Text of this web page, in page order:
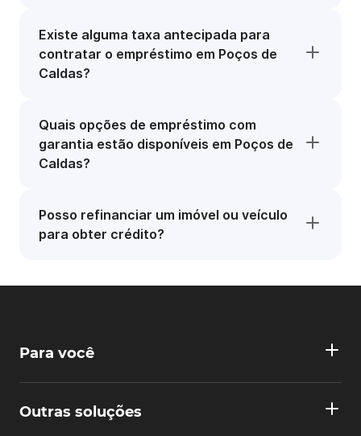
Existe alguma taxa antecipada para
contratar o empréstimo em Poços de
Caldas?
Quais opções de empréstimo com
garantia estão disponíveis em Poços de
Caldas?
Posso refinanciar um imóvel ou veículo
para obter crédito?
Para você
Outras soluções